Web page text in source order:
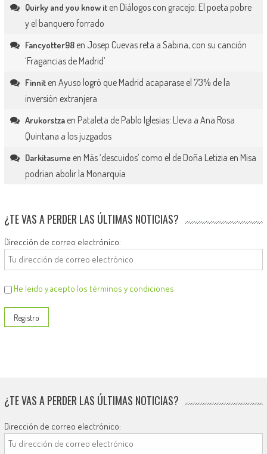
Quirky and you know iten Diálogos con gracejo: El poeta pobre
y el banquero forrado
Fancyotter98en Josep Cuevas reta a Sabina, con su canción
‘Fragancias de Madrid’
Finniten Ayuso logró que Madrid acaparase el 73% de la
inversión extranjera
Arukorstzaen Pataleta de Pablo Iglesias: Lleva a Ana Rosa
Quintana a los juzgados
Darkitasume en Más ‘descuidos’ como el de Doña Letizia en Misa
podrían abolir la Monarquía
¿TE VAS A PERDER LAS ÚLTIMAS NOTICIAS?
Dirección de correo electrónico:
He leído y acepto los términos y condiciones
¿TE VAS A PERDER LAS ÚLTIMAS NOTICIAS?
Dirección de correo electrónico: